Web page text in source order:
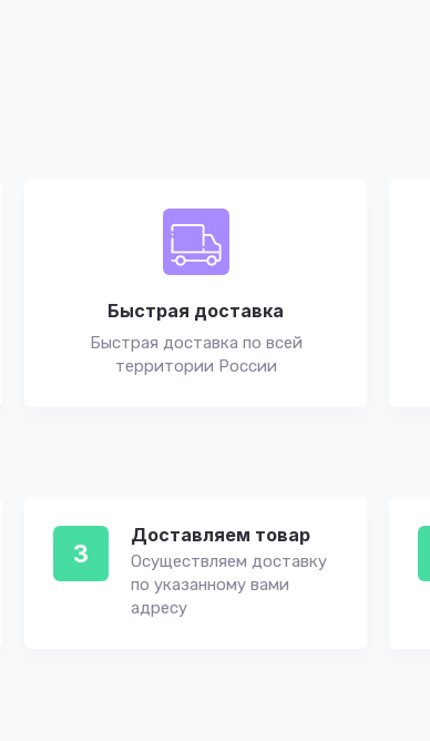
Быстрая доставка
Быстрая доставка по всей
территории России
3
Доставляем товар
Осуществляем доставку
по указанному вами
адресу